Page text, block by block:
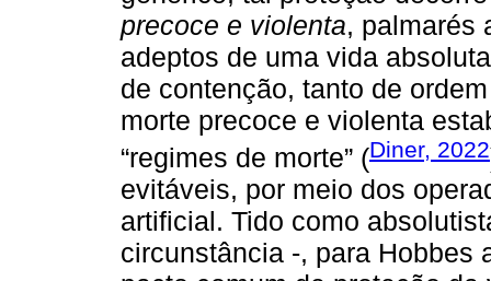
precoce e violenta, palmarés
adeptos de uma vida
de contenção, tanto de
morte precoce e violenta
“regimes de morte” (Diner, 2022
evitáveis, por meio dos
artificial. Tido como
circunstância -, para Hobbes